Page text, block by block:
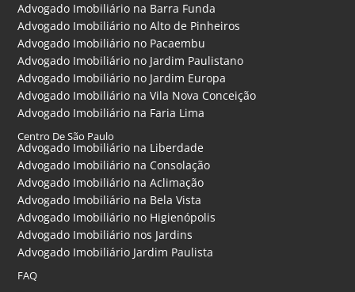
Advogado Imobiliário na Barra Funda
Advogado Imobiliário no Alto de Pinheiros
Advogado Imobiliário no Pacaembu
Advogado Imobiliário no Jardim Paulistano
Advogado Imobiliário no Jardim Europa
Advogado Imobiliário na Vila Nova Conceição
Advogado Imobiliário na Faria Lima
Centro De São Paulo
Advogado Imobiliário na Liberdade
Advogado Imobiliário na Consolação
Advogado Imobiliário na Aclimação
Advogado Imobiliário na Bela Vista
Advogado Imobiliário no Higienópolis
Advogado Imobiliário nos Jardins
Advogado Imobiliário Jardim Paulista
FAQ